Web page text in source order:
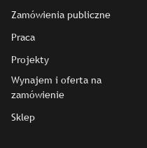
Zamówienia publiczne
Praca
Projekty
Wynajem i oferta na
zamówienie
Sklep